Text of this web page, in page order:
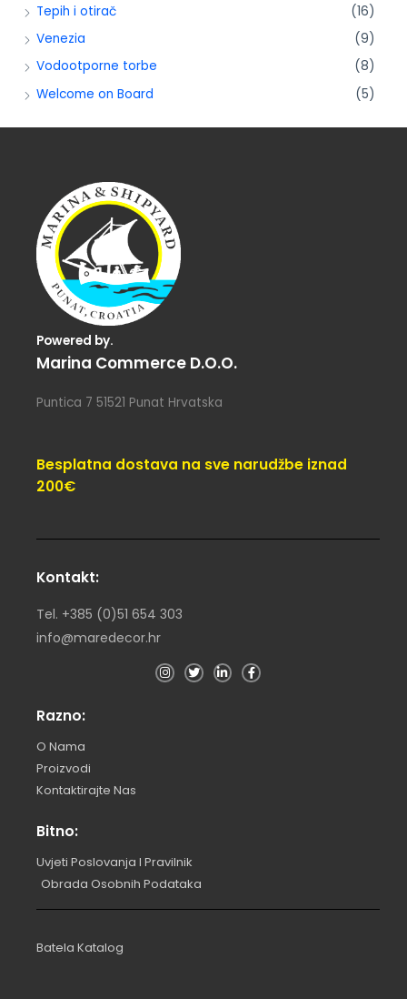
Tepih i otirač
(16)
Venezia
(9)
Vodootporne torbe
(8)
Welcome on Board
(5)
Powered by.
Marina Commerce D.o.o.
Puntica 7 51521 Punat Hrvatska
Besplatna dostava na sve narudžbe iznad
200€
Kontakt:
Tel. +385 (0)51 654 303
info@maredecor.hr
Razno:
O Nama
Proizvodi
Kontaktirajte Nas
Bitno:
Uvjeti Poslovanja I Pravilnik
Obrada Osobnih Podataka
Batela Katalog